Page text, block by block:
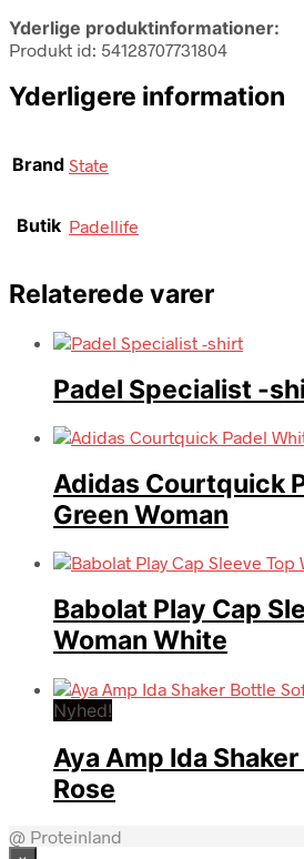
Yderlige produktinformationer:
Produkt id: 54128707731804
Yderligere information
Brand State
Butik Padellife
Relaterede varer
Padel Specialist -
Adidas Courtquick
Green Woman
Babolat Play Cap
Woman White
Nyhed!
Aya Amp Ida
Rose
@ Proteinland